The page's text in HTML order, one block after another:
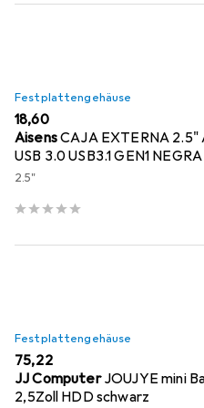
Festplattengehäuse
EUR
18,60
AisensCAJA EXTERNA 2.5"
USB 3.0 USB3.1 GEN1 NEGRA
2.5"
Festplattengehäuse
EUR
75,22
JJ Computer JOUJYE mini
2,5Zoll HDD schwarz